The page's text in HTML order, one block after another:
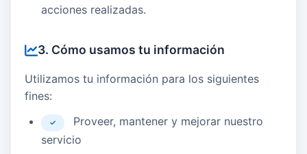
acciones realizadas.
3. Cómo usamos tu información
Utilizamos tu información para los siguientes
fines:
✓
Proveer, mantener y mejorar nuestro
servicio